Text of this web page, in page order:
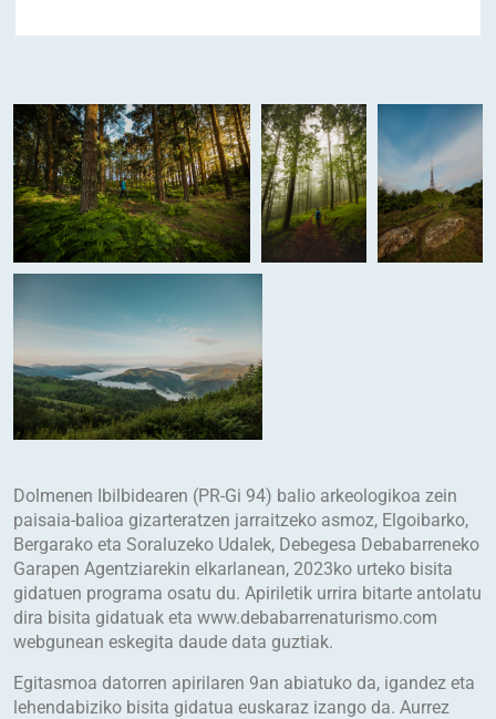
Dolmenen Ibilbidearen (PR-Gi 94) balio arkeologikoa zein
paisaia-balioa gizarteratzen jarraitzeko asmoz, Elgoibarko,
Bergarako eta Soraluzeko Udalek, Debegesa Debabarreneko
Garapen Agentziarekin elkarlanean, 2023ko urteko bisita
gidatuen programa osatu du. Apiriletik urrira bitarte antolatu
dira bisita gidatuak eta www.debabarrenaturismo.com
webgunean eskegita daude data guztiak.
Egitasmoa datorren apirilaren 9an abiatuko da, igandez eta
lehendabiziko bisita gidatua euskaraz izango da. Aurrez